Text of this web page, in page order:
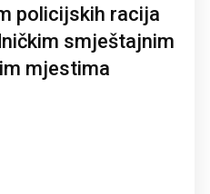
policijskih racija
smještajnim
mjestima